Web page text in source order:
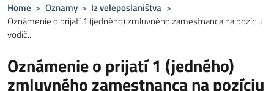
Home > Oznamy > Iz veleposlaništva >
Oznámenie o prijatí 1 (jedného) zmluvného zamestnanca na pozíciu
vodič...
Oznámenie o prijatí 1 (jedného)
zmluvného zamestnanca na pozíciu